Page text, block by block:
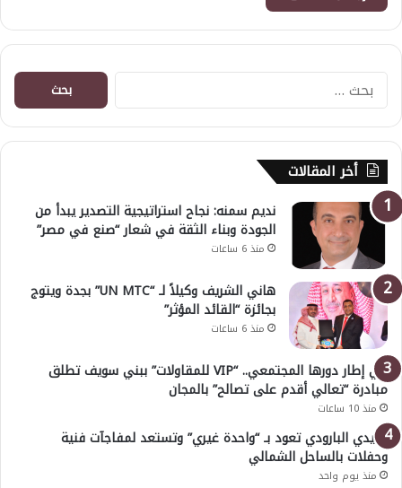
البحث
عن:
أخر المقالات
نديم سمنه: نجاح استراتيجية التصدير يبدأ من
الجودة وبناء الثقة في شعار “صنع في مصر”
منذ 6 ساعات
هاني الشريف وكيلاً لـ “UN MTC” بجدة ويتوج
بجائزة “القائد المؤثر”
منذ 6 ساعات
في إطار دورها المجتمعي.. “VIP للمقاولات” ببني سويف تطلق
مبادرة “تعالي أقدم على تصالح” بالمجان
منذ 10 ساعات
هايدي البارودي تعود بـ “واحدة غيري” وتستعد لمفاجآت فنية
وحفلات بالساحل الشمالي
منذ يوم واحد